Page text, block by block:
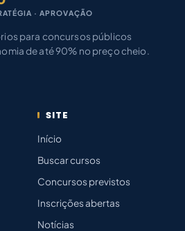
· APROVAÇÃO
para concursos públicos
de até 90% no preço cheio.
SITE
Início
Buscar cursos
Concursos previstos
Inscrições abertas
Notícias